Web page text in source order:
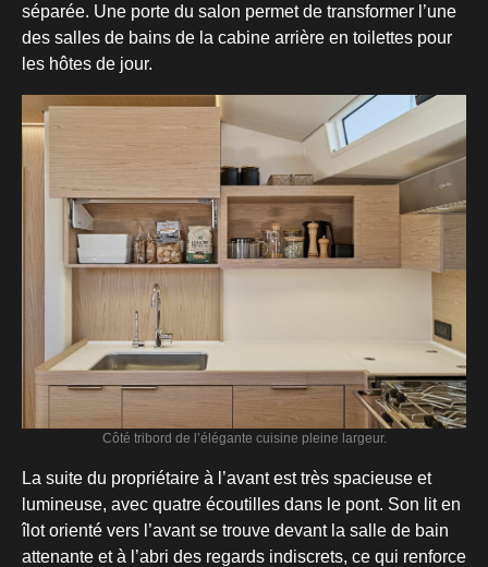
séparée. Une porte du salon permet de transformer l’une
des salles de bains de la cabine arrière en toilettes pour
les hôtes de jour.
Côté tribord de l’élégante cuisine pleine largeur.
La suite du propriétaire à l’avant est très spacieuse et
lumineuse, avec quatre écoutilles dans le pont. Son lit en
îlot orienté vers l’avant se trouve devant la salle de bain
attenante et à l’abri des regards indiscrets, ce qui renforce